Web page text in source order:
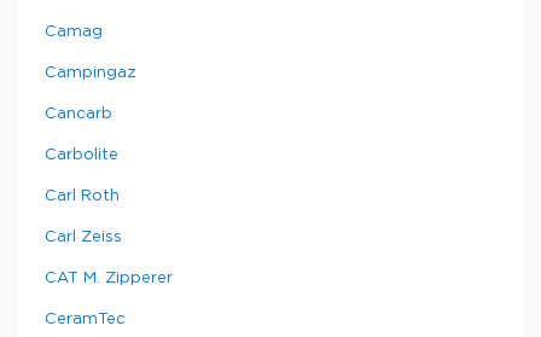
Camag
Campingaz
Cancarb
Carbolite
Carl Roth
Carl Zeiss
CAT M. Zipperer
CeramTec